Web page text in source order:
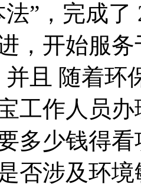
法”，完成
，开始服
并且 随着
工作人员
多少钱得
否涉及环